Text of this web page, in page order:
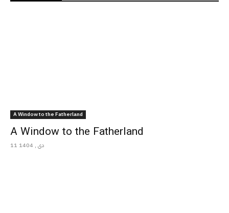
A Window to the Fatherland
A Window to the Fatherland
11 دی , 1404